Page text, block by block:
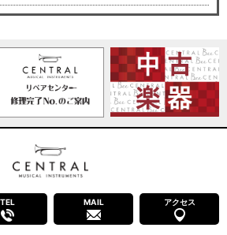
TEL MAIL アクセス